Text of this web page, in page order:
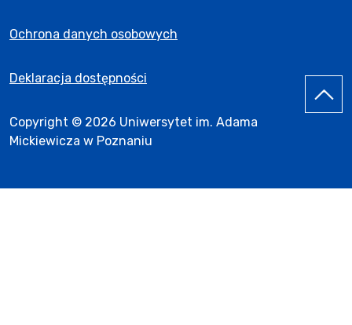
Ochrona danych osobowych
Deklaracja dostępności
Copyright © 2026 Uniwersytet im. Adama
Mickiewicza w Poznaniu